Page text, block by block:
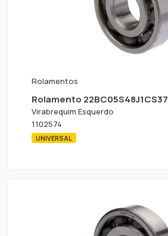
Rolamentos
Rolamento 22BC05S48J1CS37
Virabrequim Esquerdo
1102574
UNIVERSAL